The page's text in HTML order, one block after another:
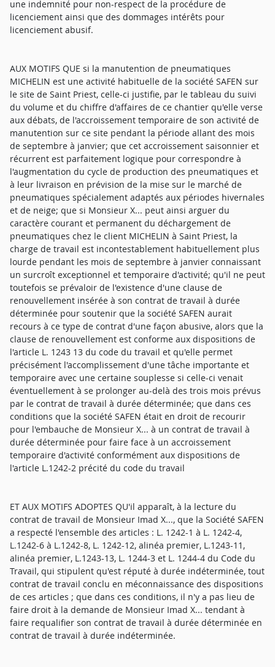
une indemnité pour non-respect de la procédure de
licenciement ainsi que des dommages intérêts pour
licenciement abusif.
AUX MOTIFS QUE si la manutention de pneumatiques
MICHELIN est une activité habituelle de la société SAFEN sur
le site de Saint Priest, celle-ci justifie, par le tableau du suivi
du volume et du chiffre d'affaires de ce chantier qu'elle verse
aux débats, de l'accroissement temporaire de son activité de
manutention sur ce site pendant la période allant des mois
de septembre à janvier; que cet accroissement saisonnier et
récurrent est parfaitement logique pour correspondre à
l'augmentation du cycle de production des pneumatiques et
à leur livraison en prévision de la mise sur le marché de
pneumatiques spécialement adaptés aux périodes hivernales
et de neige; que si Monsieur X... peut ainsi arguer du
caractère courant et permanent du déchargement de
pneumatiques chez le client MICHELIN à Saint Priest, la
charge de travail est incontestablement habituellement plus
lourde pendant les mois de septembre à janvier connaissant
un surcroît exceptionnel et temporaire d'activité; qu'il ne peut
toutefois se prévaloir de l'existence d'une clause de
renouvellement insérée à son contrat de travail à durée
déterminée pour soutenir que la société SAFEN aurait
recours à ce type de contrat d'une façon abusive, alors que la
clause de renouvellement est conforme aux dispositions de
l'article L. 1243 13 du code du travail et qu'elle permet
précisément l'accomplissement d'une tâche importante et
temporaire avec une certaine souplesse si celle-ci venait
éventuellement à se prolonger au-delà des trois mois prévus
par le contrat de travail à durée déterminée; que dans ces
conditions que la société SAFEN était en droit de recourir
pour l'embauche de Monsieur X... à un contrat de travail à
durée déterminée pour faire face à un accroissement
temporaire d'activité conformément aux dispositions de
l'article L.1242-2 précité du code du travail
ET AUX MOTIFS ADOPTES QU'il apparaît, à la lecture du
contrat de travail de Monsieur Imad X..., que la Société SAFEN
a respecté l'ensemble des articles : L. 1242-1 à L. 1242-4,
L.1242-6 à L.1242-8, L. 1242-12, alinéa premier, L.1243-11,
alinéa premier, L.1243-13, L. 1244-3 et L. 1244-4 du Code du
Travail, qui stipulent qu'est réputé à durée indéterminée, tout
contrat de travail conclu en méconnaissance des dispositions
de ces articles ; que dans ces conditions, il n'y a pas lieu de
faire droit à la demande de Monsieur Imad X... tendant à
faire requalifier son contrat de travail à durée déterminée en
contrat de travail à durée indéterminée.